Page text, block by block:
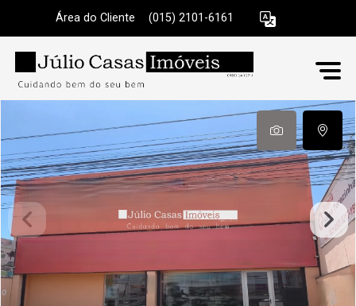
Área do Cliente (015) 2101-6161